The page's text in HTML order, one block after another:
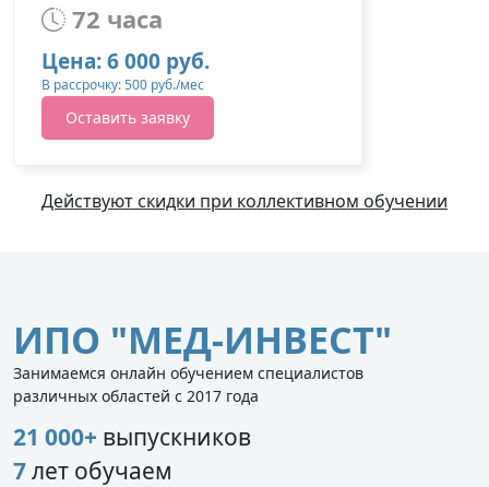
72 часа
Цена: 6 000 руб.
В рассрочку: 500 руб./мес
Оставить заявку
Действуют скидки при коллективном обучении
ИПО "МЕД-ИНВЕСТ"
Занимаемся онлайн обучением специалистов
различных областей с 2017 года
21 000+ выпускников
7лет обучаем